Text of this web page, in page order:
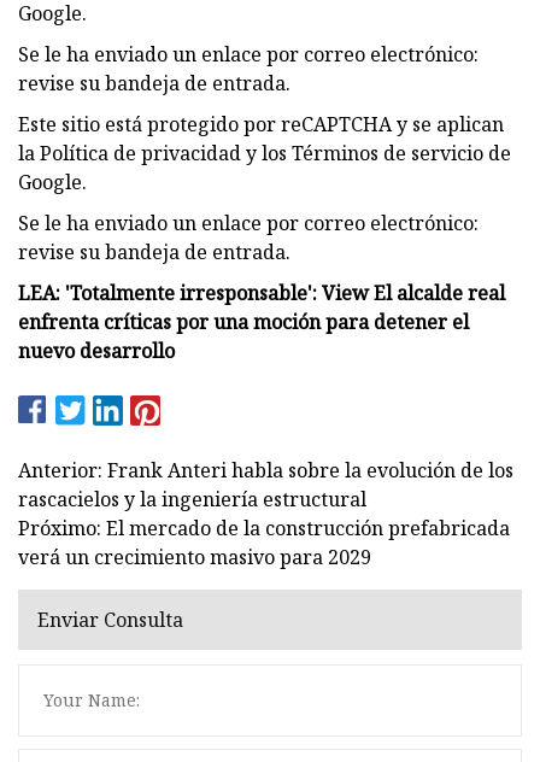
Google.
Se le ha enviado un enlace por correo electrónico:
revise su bandeja de entrada.
Este sitio está protegido por reCAPTCHA y se aplican
la Política de privacidad y los Términos de servicio de
Google.
Se le ha enviado un enlace por correo electrónico:
revise su bandeja de entrada.
LEA: 'Totalmente irresponsable': View El alcalde real
enfrenta críticas por una moción para detener el
nuevo desarrollo
Anterior: Frank Anteri habla sobre la evolución de los
rascacielos y la ingeniería estructural
Próximo: El mercado de la construcción prefabricada
verá un crecimiento masivo para 2029
Enviar Consulta